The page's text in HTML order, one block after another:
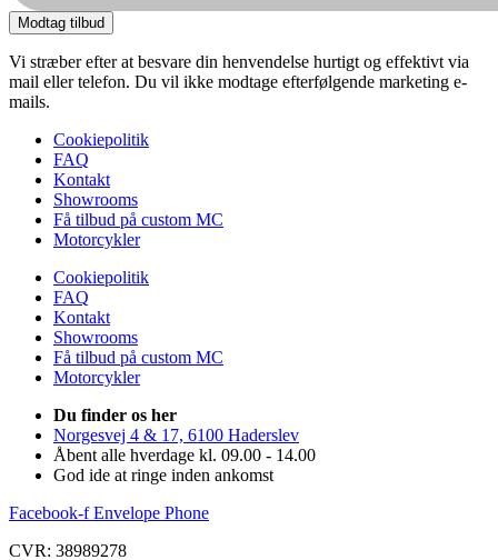
Modtag tilbud
Vi stræber efter at besvare din henvendelse hurtigt og effektivt via
mail eller telefon. Du vil ikke modtage efterfølgende marketing e-
mails.
Cookiepolitik
FAQ
Kontakt
Showrooms
Få tilbud på custom MC
Motorcykler
Cookiepolitik
FAQ
Kontakt
Showrooms
Få tilbud på custom MC
Motorcykler
Du finder os her
Norgesvej 4 & 17, 6100 Haderslev
Åbent alle hverdage kl. 09.00 - 14.00
God ide at ringe inden ankomst
Facebook-f Envelope Phone
CVR: 38989278